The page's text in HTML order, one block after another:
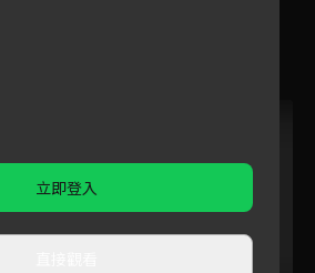
立即登入